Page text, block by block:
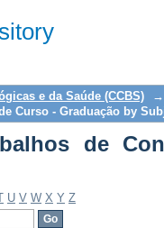
de
e da Saúde (CCBS)
→
Curso - Graduação by
de
U V W X Y Z